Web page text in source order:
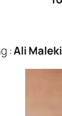
:Ali Maleki